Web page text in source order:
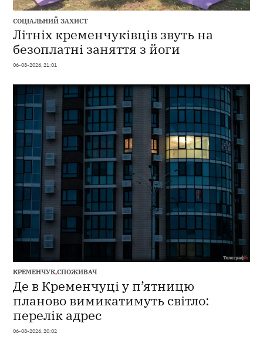
СОЦІАЛЬНИЙ ЗАХИСТ
Літніх кременчуківців звуть на
безоплатні заняття з йоги
06-08-2026, 21:01
КРЕМЕНЧУК,СПОЖИВАЧ
Де в Кременчуці у п’ятницю
планово вимикатимуть світло:
перелік адрес
06-08-2026, 20:02